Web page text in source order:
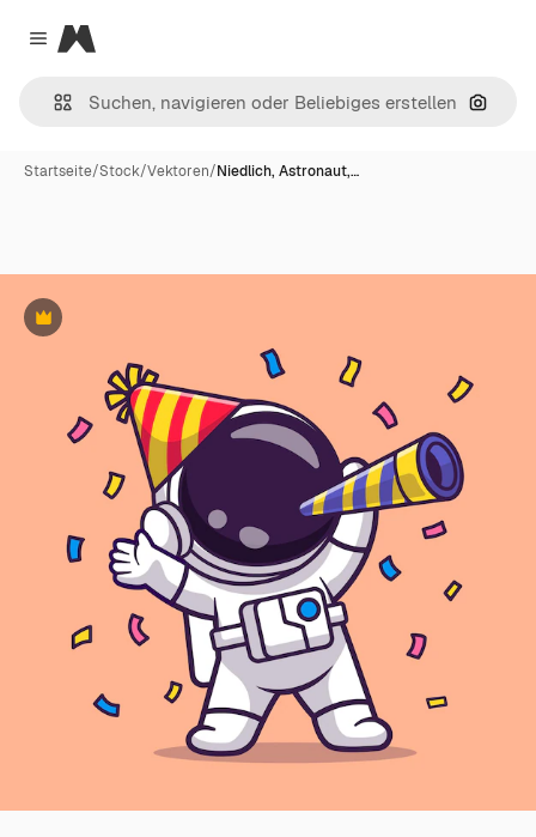
Close menu
Magnific
Nach
Startseite/Stock/Vektoren/Niedlich, Astronaut,…
Premium